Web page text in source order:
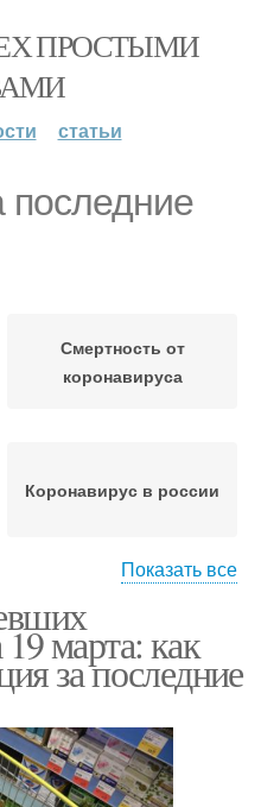
ПРОСТЫМИ
статьи
последние
Смертность от
коронавируса
Коронавирус в россии
Коронавирус в китае
Показать все
марта: как
за последние